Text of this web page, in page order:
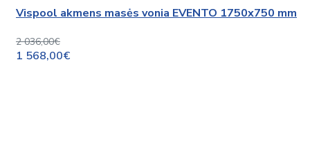
Vispool akmens masės vonia EVENTO 1750x750 mm
2 036,00€
1 568,00€